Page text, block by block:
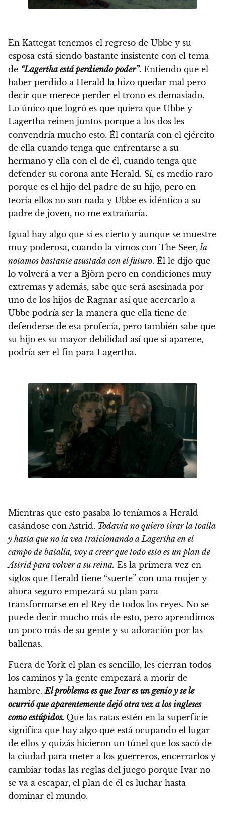
En Kattegat tenemos el regreso de Ubbe y su
esposa está siendo bastante insistente con el tema
de “Lagertha está perdiendo poder”. Entiendo que el
haber perdido a Herald la hizo quedar mal pero
decir que merece perder el trono es demasiado.
Lo único que logró es que quiera que Ubbe y
Lagertha reinen juntos porque a los dos les
convendría mucho esto. Él contaría con el ejército
de ella cuando tenga que enfrentarse a su
hermano y ella con el de él, cuando tenga que
defender su corona ante Herald. Sí, es medio raro
porque es el hijo del padre de su hijo, pero en
teoría ellos no son nada y Ubbe es idéntico a su
padre de joven, no me extrañaría.
Igual hay algo que sí es cierto y aunque se muestre
muy poderosa, cuando la vimos con The Seer, la
notamos bastante asustada con el futuro. Él le dijo que
lo volverá a ver a Björn pero en condiciones muy
extremas y además, sabe que será asesinada por
uno de los hijos de Ragnar así que acercarlo a
Ubbe podría ser la manera que ella tiene de
defenderse de esa profecía, pero también sabe que
su hijo es su mayor debilidad así que si aparece,
podría ser el fin para Lagertha.
Mientras que esto pasaba lo teníamos a Herald
casándose con Astrid. Todavía no quiero tirar la toalla
y hasta que no la vea traicionando a Lagertha en el
campo de batalla, voy a creer que todo esto es un plan de
Astrid para volver a su reina. Es la primera vez en
siglos que Herald tiene “suerte” con una mujer y
ahora seguro empezará su plan para
transformarse en el Rey de todos los reyes. No se
puede decir mucho más de esto, pero aprendimos
un poco más de su gente y su adoración por las
ballenas.
Fuera de York el plan es sencillo, les cierran todos
los caminos y la gente empezará a morir de
hambre.El problema es que Ivar es un genio y se le
ocurrió que aparentemente dejó otra vez a los ingleses
como estúpidos. Que las ratas estén en la superficie
significa que hay algo que está ocupando el lugar
de ellos y quizás hicieron un túnel que los sacó de
la ciudad para meter a los guerreros, encerrarlos y
cambiar todas las reglas del juego porque Ivar no
se va a escapar, el plan de él es luchar hasta
dominar el mundo.